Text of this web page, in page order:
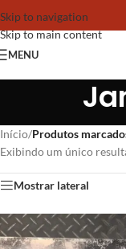
Skip to navigation
Skip to main content
MENU
Início/Produtos
Exibindo um único
Mostrar lateral